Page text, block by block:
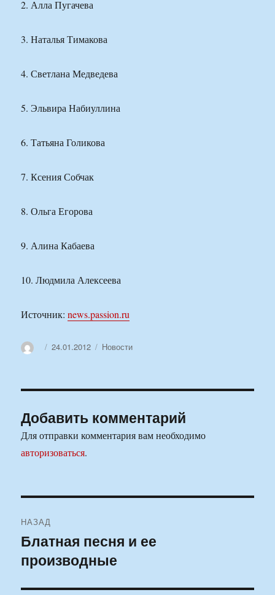
2. Алла Пугачева
3. Наталья Тимакова
4. Светлана Медведева
5. Эльвира Набиуллина
6. Татьяна Голикова
7. Ксения Собчак
8. Ольга Егорова
9. Алина Кабаева
10. Людмила Алексеева
Источник:news.passion.ru
АвторОпубликовано
24.01.2012 Рубрики
Новости
Добавить комментарий
Для отправки комментария вам необходимо
авторизоваться.
по
записям
НАЗАД
Предыдущая
запись:
Блатная песня и ее
производные